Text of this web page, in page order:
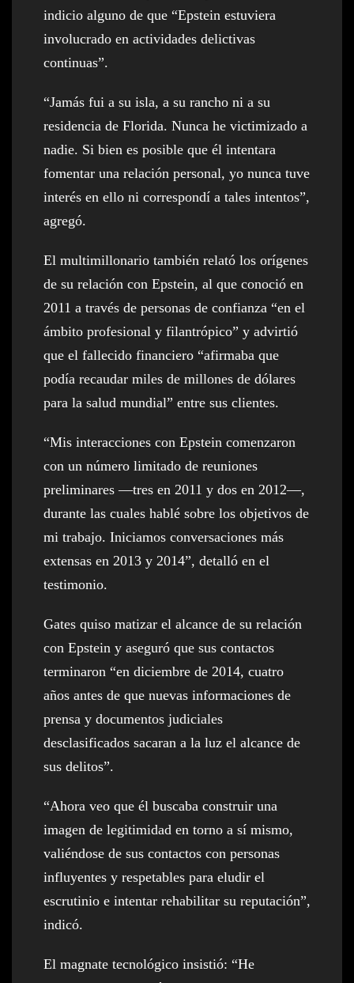
indicio alguno de que “Epstein estuviera
involucrado en actividades delictivas
continuas”.
“Jamás fui a su isla, a su rancho ni a su
residencia de Florida. Nunca he victimizado a
nadie. Si bien es posible que él intentara
fomentar una relación personal, yo nunca tuve
interés en ello ni correspondí a tales intentos”,
agregó.
El multimillonario también relató los orígenes
de su relación con Epstein, al que conoció en
2011 a través de personas de confianza “en el
ámbito profesional y filantrópico” y advirtió
que el fallecido financiero “afirmaba que
podía recaudar miles de millones de dólares
para la salud mundial” entre sus clientes.
“Mis interacciones con Epstein comenzaron
con un número limitado de reuniones
preliminares —tres en 2011 y dos en 2012—,
durante las cuales hablé sobre los objetivos de
mi trabajo. Iniciamos conversaciones más
extensas en 2013 y 2014”, detalló en el
testimonio.
Gates quiso matizar el alcance de su relación
con Epstein y aseguró que sus contactos
terminaron “en diciembre de 2014, cuatro
años antes de que nuevas informaciones de
prensa y documentos judiciales
desclasificados sacaran a la luz el alcance de
sus delitos”.
“Ahora veo que él buscaba construir una
imagen de legitimidad en torno a sí mismo,
valiéndose de sus contactos con personas
influyentes y respetables para eludir el
escrutinio e intentar rehabilitar su reputación”,
indicó.
El magnate tecnológico insistió: “He